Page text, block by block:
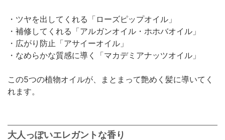
・ツヤを出してくれる「ローズピップオイル」
・補修してくれる「アルガンオイル・ホホバオイル」
・広がり防止「アサイーオイル」
・なめらかな質感に導く「マカデミアナッツオイル」
この5つの植物オイルが、まとまって艶めく髪に導いてく
れます。
大人っぽいエレガントな香り